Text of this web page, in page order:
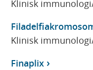
Klinisk
Klinisk
Finaplix